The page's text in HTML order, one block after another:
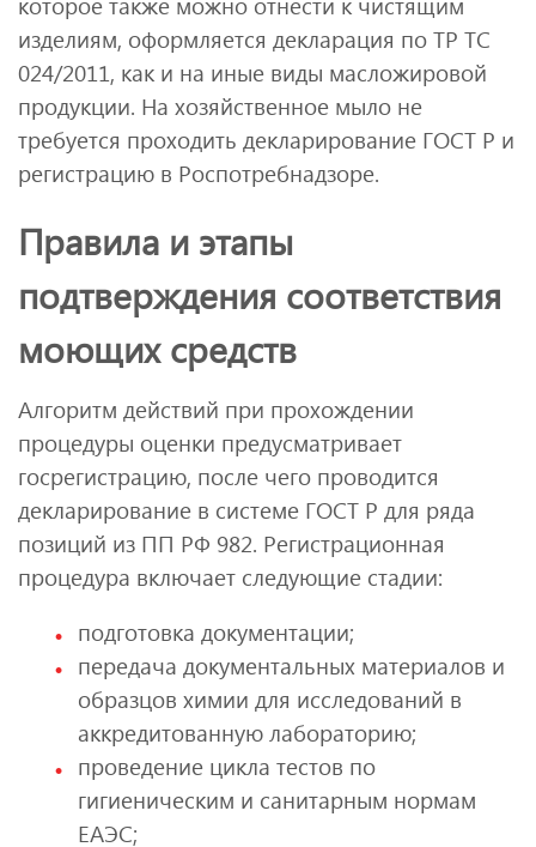
изделиям, оформляется декларация по ТР ТС
024/2011, как и на иные виды масложировой
продукции. На хозяйственное мыло не
требуется проходить декларирование ГОСТ Р и
регистрацию в Роспотребнадзоре.
Правила и этапы
подтверждения соответствия
моющих средств
Алгоритм действий при прохождении
процедуры оценки предусматривает
госрегистрацию, после чего проводится
декларирование в системе ГОСТ Р для ряда
позиций из ПП РФ 982. Регистрационная
процедура включает следующие стадии:
подготовка документации;
передача документальных материалов и
образцов химии для исследований в
аккредитованную лабораторию;
проведение цикла тестов по
гигиеническим и санитарным нормам
ЕАЭС;